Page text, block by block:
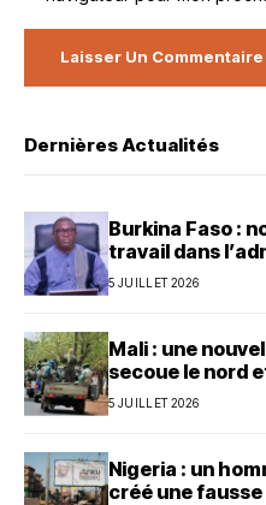
Dernières Actualités
Burkina Faso :
travail dans
5 JUILLET 2026
Mali : une
secoue le nord
5 JUILLET 2026
Nigeria : un
créé une